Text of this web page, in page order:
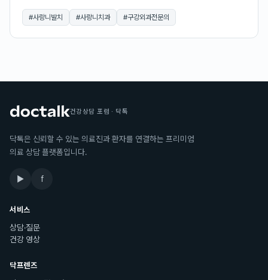
#사랑니발치 #사랑니치과 #구강외과전문의
건강상담 포럼 · 닥톡
닥톡은 신뢰할 수 있는 의료진과 환자를 연결하는 프리미엄
의료 상담 플랫폼입니다.
▶ f
서비스
상담·질문
건강 영상
닥프렌즈